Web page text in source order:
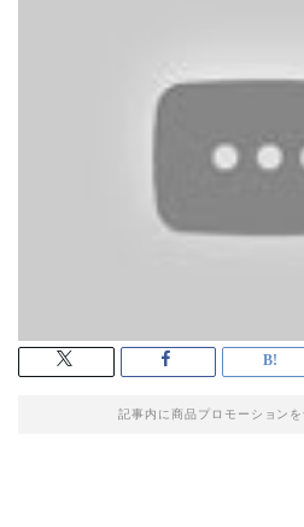
記事内に商品プロモーション